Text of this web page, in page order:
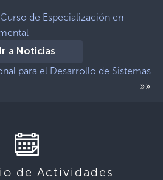
de Especialización en
Ir a Noticias
para el Desarrollo de Sistemas
»»
de Actividades